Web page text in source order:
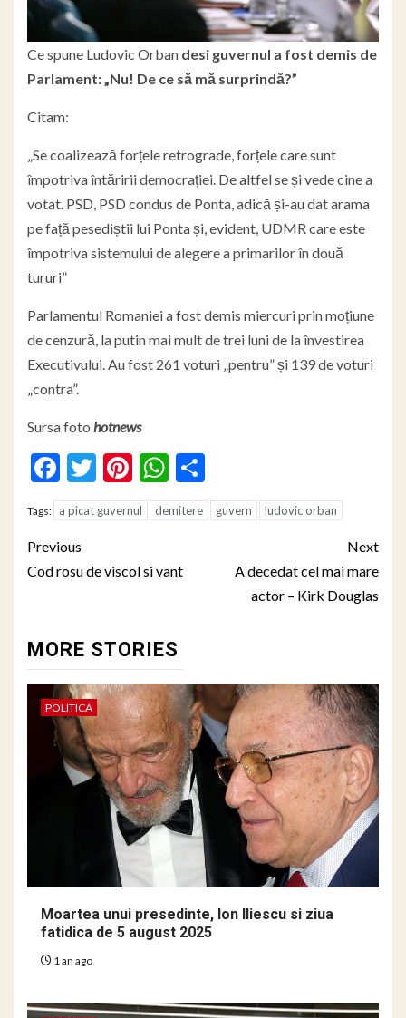
Ce spune Ludovic Orban desi guvernul a fost demis de
Parlament: „Nu! De ce să mă surprindă?”
Citam:
„Se coalizează forțele retrograde, forțele care sunt
împotriva întăririi democrației. De altfel se și vede cine a
votat. PSD, PSD condus de Ponta, adică și-au dat arama
pe față pesediștii lui Ponta și, evident, UDMR care este
împotriva sistemului de alegere a primarilor în două
tururi”
Parlamentul Romaniei a fost demis miercuri prin moțiune
de cenzură, la putin mai mult de trei luni de la învestirea
Executivului. Au fost 261 voturi „pentru” și 139 de voturi
„contra”.
Sursa foto hotnews
Facebook
Twitter
Pinterest
WhatsApp
Tags: a picat guvernul demitere guvern ludovic orban
Post
navigation
Previous
Cod rosu de viscol si vant
Next
A decedat cel mai mare
actor – Kirk Douglas
MORE STORIES
POLITICA
Moartea unui presedinte, Ion Iliescu si ziua
fatidica de 5 august 2025
1 an ago